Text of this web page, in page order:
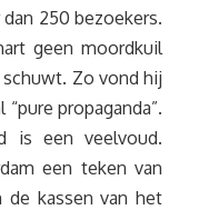
250 bezoekers.
geen moordkuil
Zo vond hij
propaganda”.
is een veelvoud.
een teken van
de kassen van het